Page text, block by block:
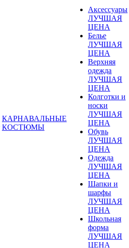
КАРНАВАЛЬНЫЕ
КОСТЮМЫ
Аксессуары
ЛУЧШАЯ
ЦЕНА
Белье
ЛУЧШАЯ
ЦЕНА
Верхняя
одежда
ЛУЧШАЯ
ЦЕНА
Колготки и
носки
ЛУЧШАЯ
ЦЕНА
Обувь
ЛУЧШАЯ
ЦЕНА
Одежда
ЛУЧШАЯ
ЦЕНА
Шапки и
шарфы
ЛУЧШАЯ
ЦЕНА
Школьная
форма
ЛУЧШАЯ
ЦЕНА